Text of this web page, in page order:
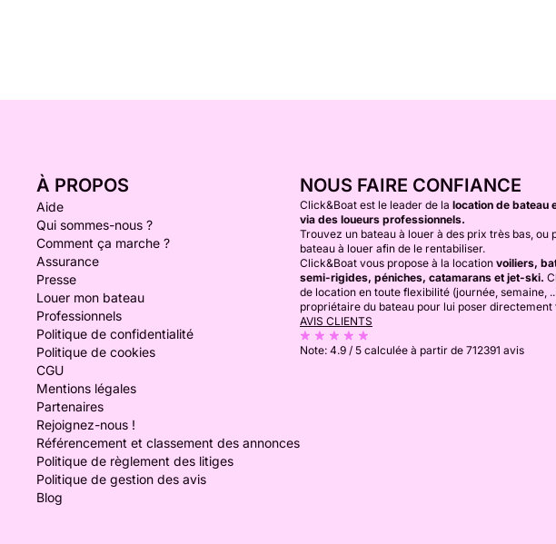
À PROPOS
Aide
Qui sommes-nous ?
Comment ça marche ?
Assurance
Presse
Louer mon bateau
Professionnels
Politique de confidentialité
Politique de cookies
CGU
Mentions légales
Partenaires
Rejoignez-nous !
Référencement et classement des annonces
Politique de règlement des litiges
Politique de gestion des avis
Blog
NOUS FAIRE CONFIANCE
Click&Boat est le leader de la location de bateau
via des loueurs professionnels.
Trouvez un bateau à louer à des prix très bas, ou
bateau à louer afin de le rentabiliser.
Click&Boat vous propose à la location voiliers,
semi-rigides, péniches, catamarans et jet-ski.
de location en toute flexibilité (journée, semaine,
propriétaire du bateau pour lui poser directement
AVIS CLIENTS
Note: 4.9 / 5 calculée à partir de 712391 avis